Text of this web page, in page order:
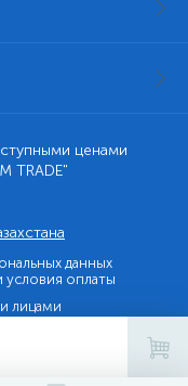
ценами
TRADE"
данных
условия оплаты
лицами
лицами и ИП